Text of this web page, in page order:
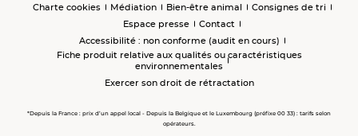
Charte cookies
Médiation Bien-être animal
Consignes de tri
Espace presse
Contact
Accessibilité : non conforme (audit en cours)
Fiche produit relative aux qualités ou caractéristiques
environnementales
Exercer son droit de rétractation
*Depuis la France : prix d’un appel local - Depuis la Belgique et le Luxembourg (préfixe 00 33) : tarifs selon
opérateurs.